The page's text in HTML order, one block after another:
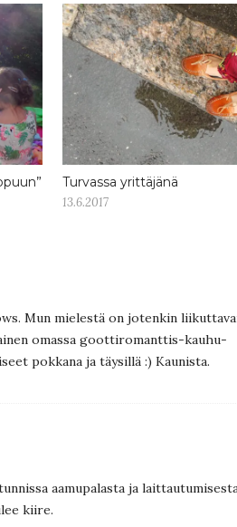
Turvassa yrittäjänä
13.6.2017
Mun mielestä on jotenkin
omassa goottiromanttis-kauhu-
pokkana ja täysillä :) Kaunista.
aamupalasta ja
kiire.